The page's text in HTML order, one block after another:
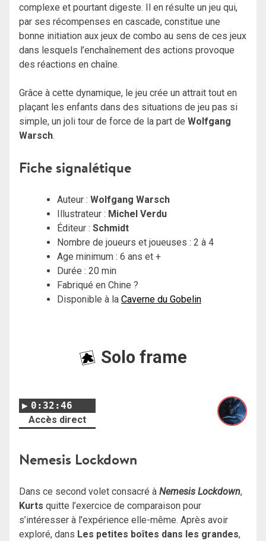
complexe et pourtant digeste.
Il en résulte un jeu qui,
par ses récompenses en cascade, constitue une
bonne initiation aux jeux de combo au sens de ces jeux
dans lesquels l’enchaînement des actions provoque
des réactions en chaîne.
Grâce à cette dynamique, le jeu crée un attrait tout en
plaçant les enfants dans des situations de jeu pas si
simple, un joli tour de force de la part de Wolfgang
Warsch.
Fiche signalétique
Auteur : Wolfgang Warsch
Illustrateur : Michel Verdu
Éditeur : Schmidt
Nombre de joueurs et joueuses : 2 à 4
Age minimum : 6 ans et +
Durée : 20 min
Fabriqué en Chine ?
Disponible à la Caverne du Gobelin
Solo frame
0:32:46
Accès direct
Nemesis Lockdown
Dans ce second volet consacré à Nemesis Lockdown,
Kurts quitte l’exercice de comparaison pour
s’intéresser à l’expérience elle-même. Après avoir
exploré, dans Les petites boîtes dans les grandes,